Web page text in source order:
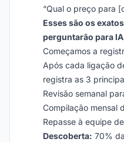
“Qual o preço para
Esses são os
perguntarão para
Começamos a
Após cada ligação
registra as 3
Revisão semanal
Compilação mensal
Repasse à equipe
Descoberta: 70%